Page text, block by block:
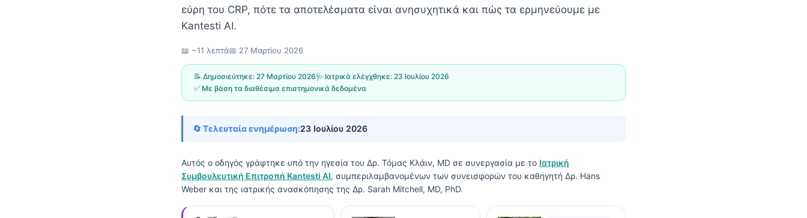
εύρη του CRP, πότε τα αποτελέσματα είναι ανησυχητικά και πώς τα ερμηνεύουμε με
Kantesti AI.
📖 ~11 λεπτά📅 27 Μαρτίου 2026
📝 Δημοσιεύτηκε: 27 Μαρτίου 2026🩺 Ιατρικά ελέγχθηκε: 23 Ιουλίου 2026
✅ Με βάση τα διαθέσιμα επιστημονικά δεδομένα
🔄 Τελευταία ενημέρωση:23 Ιουλίου 2026
Αυτός ο οδηγός γράφτηκε υπό την ηγεσία του Δρ. Τόμας Κλάιν, MD σε συνεργασία με το Ιατρική
Συμβουλευτική Επιτροπή Kantesti AI, συμπεριλαμβανομένων των συνεισφορών του καθηγητή Δρ. Hans
Weber και της ιατρικής ανασκόπησης της Δρ. Sarah Mitchell, MD, PhD.